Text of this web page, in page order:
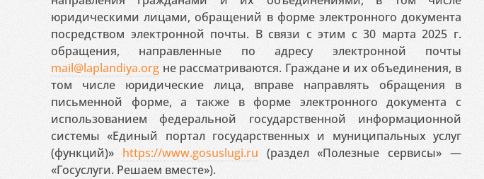
юридическими лицами, обращений в форме электронного документа
посредством электронной почты. В связи с этим с 30 марта 2025 г.
обращения, направленные по адресу электронной почты
mail@laplandiya.org не рассматриваются. Граждане и их объединения, в
том числе юридические лица, вправе направлять обращения в
письменной форме, а также в форме электронного документа с
использованием федеральной государственной информационной
системы «Единый портал государственных и муниципальных услуг
(функций)» https://www.gosuslugi.ru (раздел «Полезные сервисы» —
«Госуслуги. Решаем вместе»).